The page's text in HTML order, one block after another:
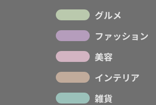
グルメ
ファッション
美容
インテリア
雑貨